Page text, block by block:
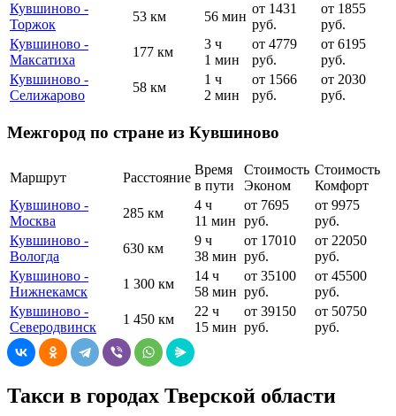
Кувшиново -
Торжок
53 км 56 мин
от 1431
руб.
от 1855
руб.
Кувшиново -
Максатиха
177 км
3 ч
1 мин
от 4779
руб.
от 6195
руб.
Кувшиново -
Селижарово
58 км
1 ч
2 мин
от 1566
руб.
от 2030
руб.
Межгород по стране из Кувшиново
Маршрут Расстояние
Время
в пути
Стоимость
Эконом
Стоимость
Комфорт
Кувшиново -
Москва
285 км
4 ч
11 мин
от 7695
руб.
от 9975
руб.
Кувшиново -
Вологда
630 км
9 ч
38 мин
от 17010
руб.
от 22050
руб.
Кувшиново -
Нижнекамск
1 300 км
14 ч
58 мин
от 35100
руб.
от 45500
руб.
Кувшиново -
Северодвинск
1 450 км
22 ч
15 мин
от 39150
руб.
от 50750
руб.
Такси в городах Тверской области